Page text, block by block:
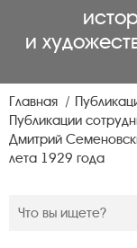
и
Главная
Публикации
Дмитрий
лета 1929 года